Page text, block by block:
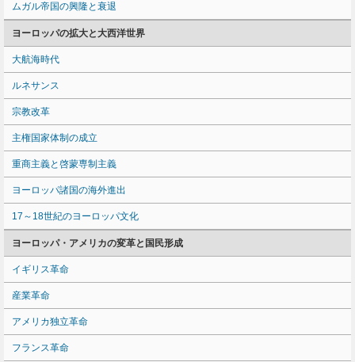
ムガル帝国の興隆と衰退
ヨーロッパの拡大と大西洋世界
大航海時代
ルネサンス
宗教改革
主権国家体制の成立
重商主義と啓蒙専制主義
ヨーロッパ諸国の海外進出
17～18世紀のヨーロッパ文化
ヨーロッパ・アメリカの変革と国民形成
イギリス革命
産業革命
アメリカ独立革命
フランス革命